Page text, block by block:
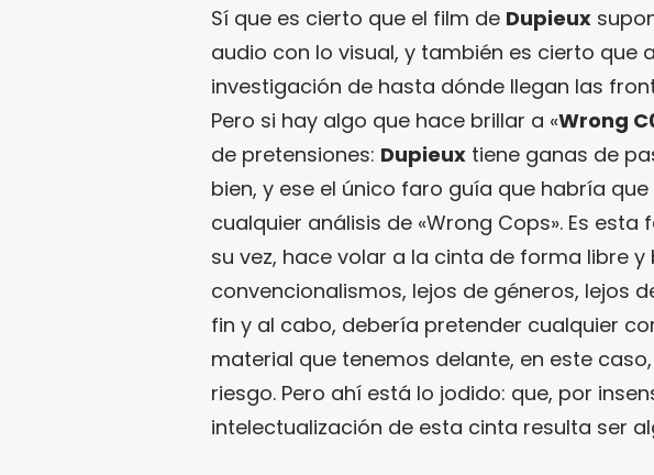
Sí que es cierto que el film de Dupieux
audio con lo visual, y también es cierto que
investigación de hasta dónde llegan las
Pero si hay algo que hace brillar a «Wrong
de pretensiones: Dupieux tiene ganas de
bien, y ese el único faro guía que habría
cualquier análisis de «Wrong Cops». Es
su vez, hace volar a la cinta de forma libre y
convencionalismos, lejos de géneros, lejos
fin y al cabo, debería pretender cualquier
material que tenemos delante, en este
riesgo. Pero ahí está lo jodido: que, por
intelectualización de esta cinta resulta ser